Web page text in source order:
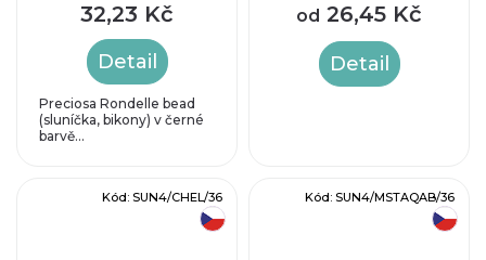
32,23 Kč
Detail
Preciosa Rondelle bead
(sluníčka, bikony) v černé
barvě...
od 26,45 Kč
Detail
Kód: SUN4/CHEL/36 Kód: SUN4/MSTAQAB/36